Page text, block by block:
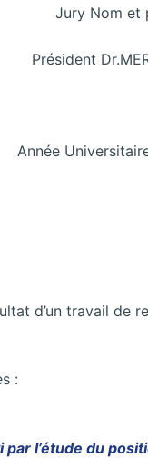
Jury Nom et
Président
Année
d’un travail de
:
l’étude du